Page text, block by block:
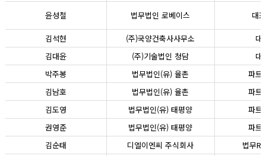
윤성철 법무법인 로베이스 대
김석현 (주)국양건축사사무소
대
김대윤
(주)기술법인 청담
대
박주봉
법무법인(유) 율촌
파트
김남호
법무법인(유) 율촌
파트
김도영
법무법인(유) 태평양
파트
권영준
법무법인(유) 태평양
파트
김순태
디엘이엔씨 주식회사
법무